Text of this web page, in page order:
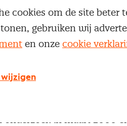
veroorzaakten de
een recordniveau.
mate toe als
in maart 2000
cookies om de site
gebruiken wij
en onze cookie